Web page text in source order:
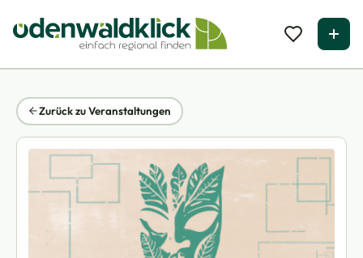
Zurück zu Veranstaltungen